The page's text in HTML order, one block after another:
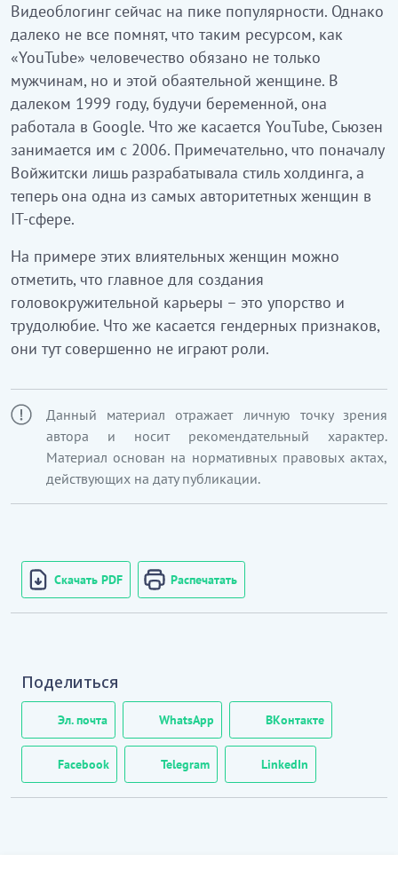
Видеоблогинг сейчас на пике популярности. Однако
далеко не все помнят, что таким ресурсом, как
«YouTube» человечество обязано не только
мужчинам, но и этой обаятельной женщине. В
далеком 1999 году, будучи беременной, она
работала в Google. Что же касается YouTube, Сьюзен
занимается им с 2006. Примечательно, что поначалу
Войжитски лишь разрабатывала стиль холдинга, а
теперь она одна из самых авторитетных женщин в
IT-сфере.
На примере этих влиятельных женщин можно
отметить, что главное для создания
головокружительной карьеры – это упорство и
трудолюбие. Что же касается гендерных признаков,
они тут совершенно не играют роли.
Данный материал отражает личную точку зрения
автора и носит рекомендательный характер.
Материал основан на нормативных правовых актах,
действующих на дату публикации.
Скачать PDF Распечатать
Поделиться
Эл. почта WhatsApp ВКонтакте
Facebook Telegram LinkedIn